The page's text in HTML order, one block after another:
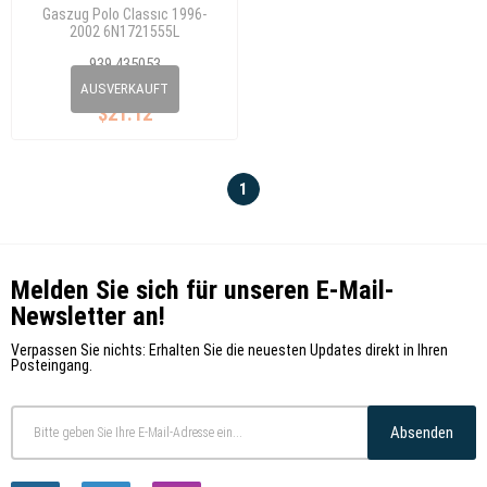
AUSVERKAUFT
Gaszug Polo Classıc 1996-
2002 6N1721555L
939 435053
$21.12
6N1 721 555 L
1
Melden Sie sich für unseren E-Mail-
Newsletter an!
Verpassen Sie nichts: Erhalten Sie die neuesten Updates direkt in Ihren
Posteingang.
Absenden